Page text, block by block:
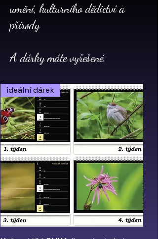
umění, kulturního dědictví a
přírody
​A dárky máte vyřešené.
ideální dárek